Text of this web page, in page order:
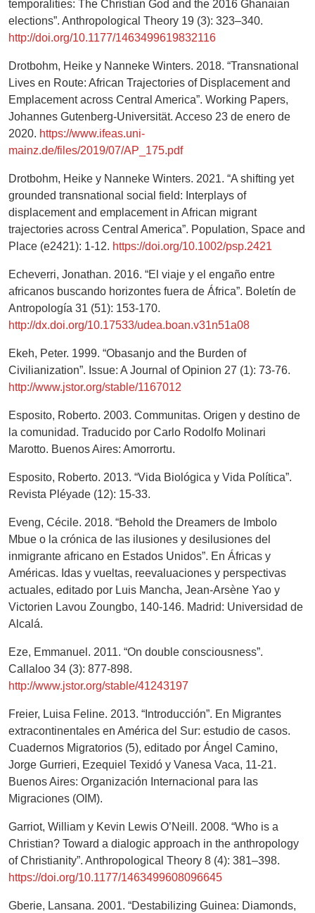
temporalities: The Christian God and the 2016 Ghanaian
elections”. Anthropological Theory 19 (3): 323–340.
http://doi.org/10.1177/1463499619832116
Drotbohm, Heike y Nanneke Winters. 2018. “Transnational
Lives en Route: African Trajectories of Displacement and
Emplacement across Central America”. Working Papers,
Johannes Gutenberg-Universität. Acceso 23 de enero de
2020. https://www.ifeas.uni-
mainz.de/files/2019/07/AP_175.pdf
Drotbohm, Heike y Nanneke Winters. 2021. “A shifting yet
grounded transnational social field: Interplays of
displacement and emplacement in African migrant
trajectories across Central America”. Population, Space and
Place (e2421): 1-12. https://doi.org/10.1002/psp.2421
Echeverri, Jonathan. 2016. “El viaje y el engaño entre
africanos buscando horizontes fuera de África”. Boletín de
Antropología 31 (51): 153-170.
http://dx.doi.org/10.17533/udea.boan.v31n51a08
Ekeh, Peter. 1999. “Obasanjo and the Burden of
Civilianization”. Issue: A Journal of Opinion 27 (1): 73-76.
http://www.jstor.org/stable/1167012
Esposito, Roberto. 2003. Communitas. Origen y destino de
la comunidad. Traducido por Carlo Rodolfo Molinari
Marotto. Buenos Aires: Amorrortu.
Esposito, Roberto. 2013. “Vida Biológica y Vida Política”.
Revista Pléyade (12): 15-33.
Eveng, Cécile. 2018. “Behold the Dreamers de Imbolo
Mbue o la crónica de las ilusiones y desilusiones del
inmigrante africano en Estados Unidos”. En Áfricas y
Américas. Idas y vueltas, reevaluaciones y perspectivas
actuales, editado por Luis Mancha, Jean-Arsène Yao y
Victorien Lavou Zoungbo, 140-146. Madrid: Universidad de
Alcalá.
Eze, Emmanuel. 2011. “On double consciousness”.
Callaloo 34 (3): 877-898.
http://www.jstor.org/stable/41243197
Freier, Luisa Feline. 2013. “Introducción”. En Migrantes
extracontinentales en América del Sur: estudio de casos.
Cuadernos Migratorios (5), editado por Ángel Camino,
Jorge Gurrieri, Ezequiel Texidó y Vanesa Vaca, 11-21.
Buenos Aires: Organización Internacional para las
Migraciones (OIM).
Garriot, William y Kevin Lewis O’Neill. 2008. “Who is a
Christian? Toward a dialogic approach in the anthropology
of Christianity”. Anthropological Theory 8 (4): 381–398.
https://doi.org/10.1177/1463499608096645
Gberie, Lansana. 2001. “Destabilizing Guinea: Diamonds,